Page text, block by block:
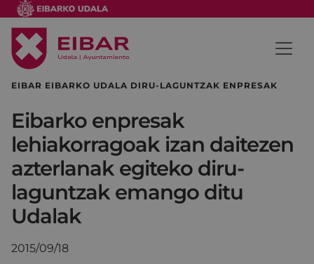
EIBAR EIBARKO UDALA DIRU-LAGUNTZAK ENPRESAK
Eibarko enpresak
lehiakorragoak izan daitezen
azterlanak egiteko diru-
laguntzak emango ditu
Udalak
2015/09/18